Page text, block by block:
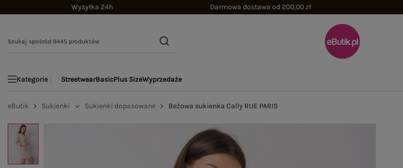
Wysyłka 24h Darmowa dostawa od 200,00 zł
Kategorie StreetwearBasicPlus SizeWyprzedaże
eButik Sukienki Sukienki dopasowane Beżowa sukienka Cally RUE PARIS